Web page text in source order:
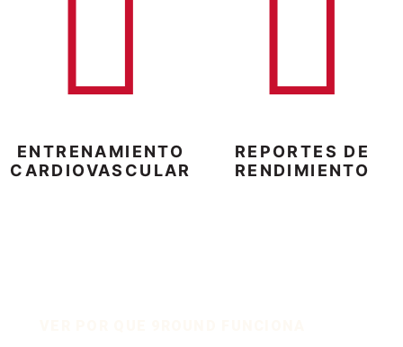
ENTRENAMIENTO
CARDIOVASCULAR
REPORTES DE
RENDIMIENTO